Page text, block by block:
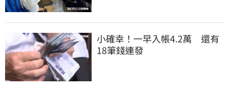
小確幸！一早入帳4.2萬　還有
18筆錢連發